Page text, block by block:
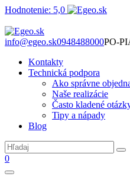
Hodnotenie: 5,0
info@egeo.sk0948488000PO-
Kontakty
Technická podpora
Ako správne
Naše realizácie
Často kladené
Tipy a nápady
Blog
0